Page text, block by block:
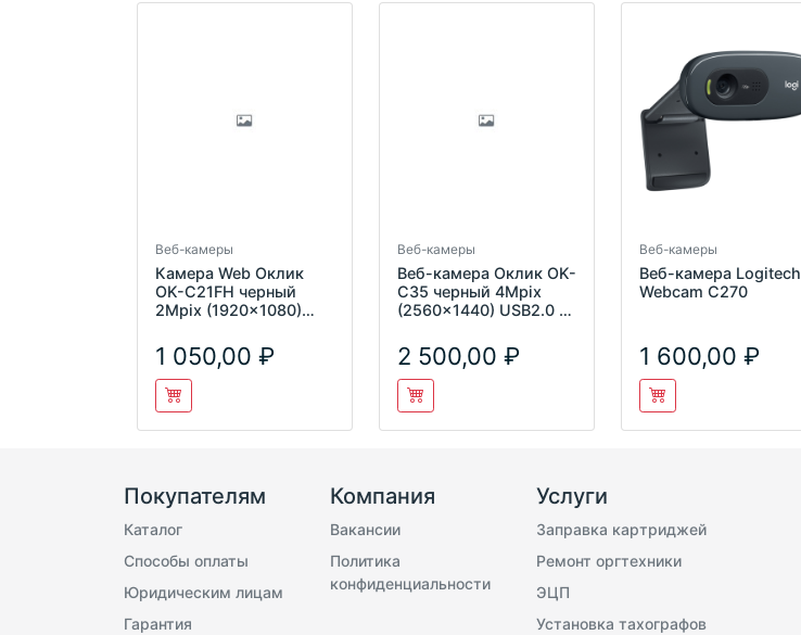
Веб-камеры
Камера Web Оклик
OK-C21FH черный
2Mpix (1920x1080)
1 050,00
Веб-камеры
Веб-камера Оклик OK-
C35 черный 4Mpix
(2560x1440) USB2.0 с
2 500,00
Веб-камеры
Веб-камера Logitech
Webcam C270
1 600,00
Покупателям
Каталог
Способы оплаты
Юридическим лицам
Гарантия
Компания
Вакансии
Политика
конфиденциальности
Услуги
Заправка картриджей
Ремонт оргтехники
ЭЦП
Установка тахографов